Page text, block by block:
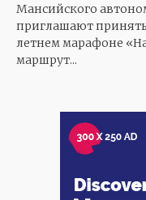
Мансийского
приглашают
летнем марафоне
маршрут...